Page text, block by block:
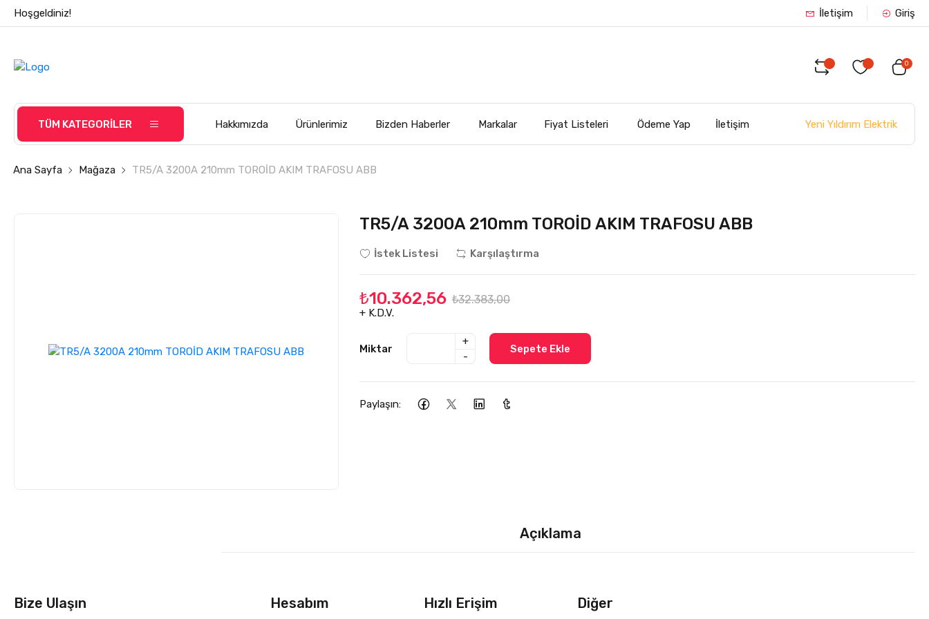
Hoşgeldiniz! İletişim Giriş
0
TÜM KATEGORİLER Hakkımızda Ürünlerimiz Bizden Haberler Markalar Fiyat Listeleri Ödeme Yap İletişim Yeni Yıldırım Elektrik
Ana Sayfa Mağaza TR5/A 3200A 210mm TOROİD AKIM TRAFOSU ABB
TR5/A 3200A 210mm TOROİD AKIM TRAFOSU ABB
İstek Listesi Karşılaştırma
₺10.362,56 ₺32.383,00
+ K.D.V.
Miktar
+
-
Sepete Ekle
Paylaşın:
Açıklama
Bize Ulaşın Hesabım Hızlı Erişim Diğer